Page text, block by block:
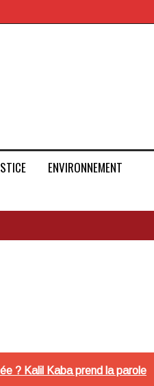
ENVIRONNEMENT
? Kalil Kaba prend la parole